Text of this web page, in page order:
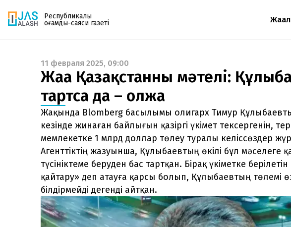
Республикалық
қоғамдық-саяси газеті
Газетке жазылу
PDF форматтағы газетті ай сайын электронды
поштаңызға алып отырыңыз. Жаңа нөмір
шыққан сәтте сізге бірден жіберіледі. Тек email
енгізіңіз, біз қалғанын өзіміз жібереміз.
11 февраля 2025, 09:00
Жаңа Қазақстанның мәтелі:
тартсаң да – олжа
Жақында Blomberg басылымы олигарх Тимур
кезінде жинаған байлығын қазіргі үкімет тексергенін,
мемлекетке 1 млрд доллар төлеу туралы келіссөздер
Агенттіктің жазуынша, Құлыбаевтың өкілі бұл мәселеге
түсініктеме беруден бас тартқан. Бірақ үкіметке
қайтару» деп атауға қарсы болып, Құлыбаевтың төлемі
білдірмейді дегенді айтқан.